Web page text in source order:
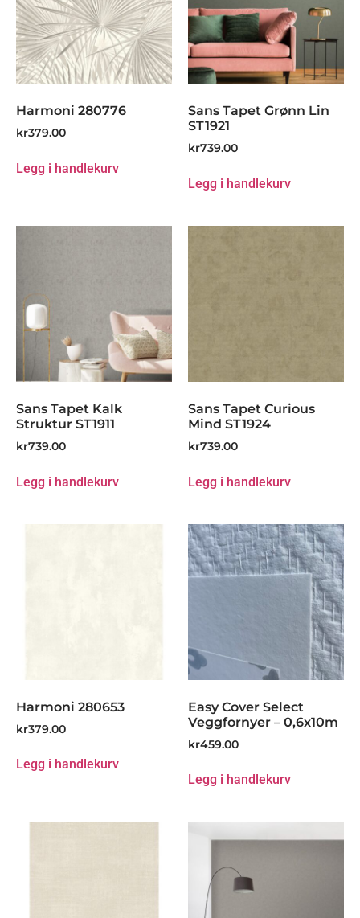
Harmoni 280776
kr379.00
Legg i handlekurv
Sans Tapet Grønn Lin
ST1921
kr739.00
Legg i handlekurv
Sans Tapet Kalk
Struktur ST1911
kr739.00
Legg i handlekurv
Sans Tapet Curious
Mind ST1924
kr739.00
Legg i handlekurv
Harmoni 280653
kr379.00
Legg i handlekurv
Easy Cover Select
Veggfornyer – 0,6x10m
kr459.00
Legg i handlekurv